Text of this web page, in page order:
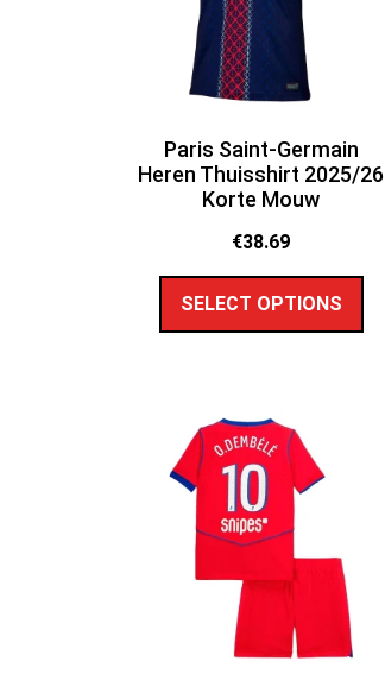
Paris Saint-Germain
Heren Thuisshirt 2025/26
Korte Mouw
€38.69
SELECT OPTIONS